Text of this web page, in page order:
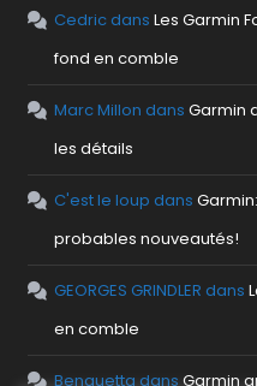
CedricdansLes Garmin
fond en comble
Marc Millon dansGarmin
les détails
C'est le loup dans
probables nouveautés!
GEORGES GRINDLER dans
en comble
Benguetta dansGarmin